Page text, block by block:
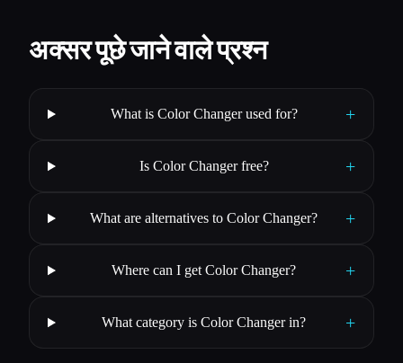
अक्सर पूछे जाने वाले प्रश्न
What is Color Changer used for? +
Is Color Changer free? +
What are alternatives to Color Changer? +
Where can I get Color Changer? +
What category is Color Changer in? +